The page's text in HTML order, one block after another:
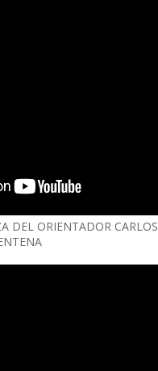
DEL ORIENTADOR CARLOS